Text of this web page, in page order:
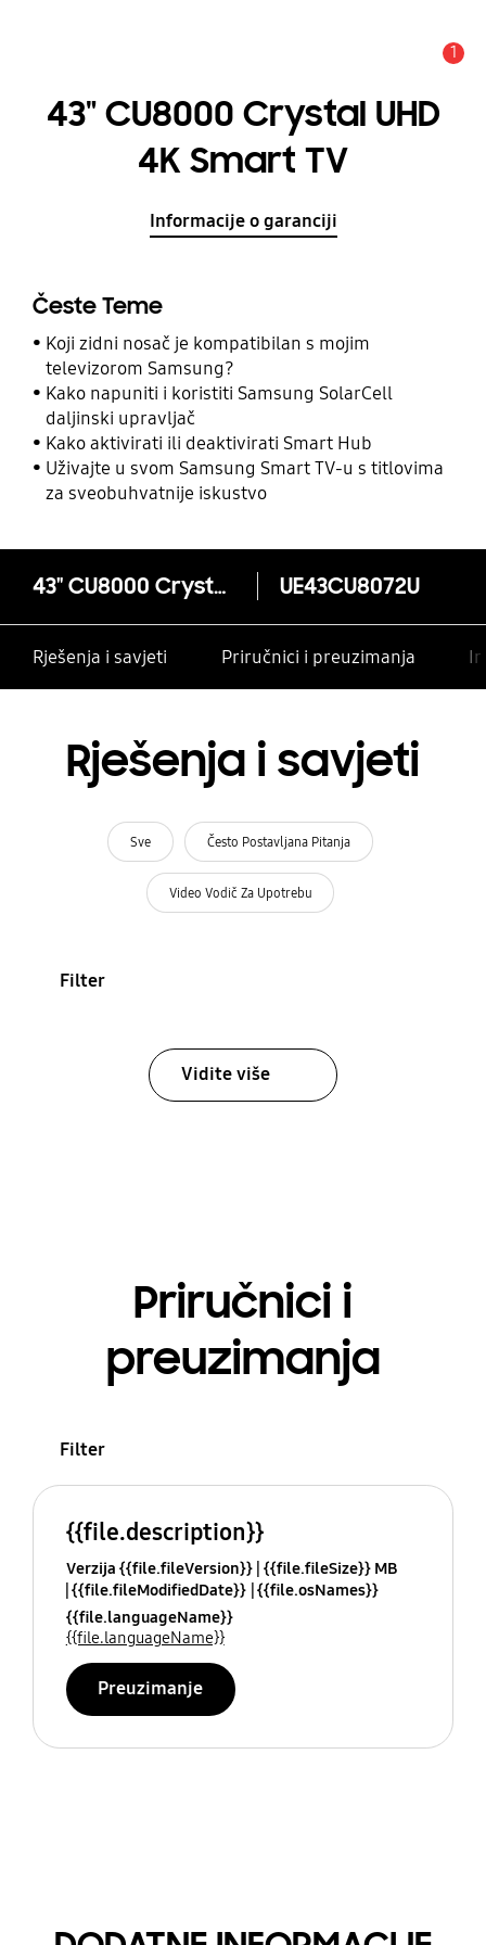
1
43" CU8000 Crystal UHD
4K Smart TV
Informacije o garanciji
Česte Teme
Koji zidni nosač je kompatibilan s mojim
televizorom Samsung?
Kako napuniti i koristiti Samsung SolarCell
daljinski upravljač
Kako aktivirati ili deaktivirati Smart Hub
Uživajte u svom Samsung Smart TV-u s titlovima
za sveobuhvatnije iskustvo
43" CU8000 Crystal UHD 4K Smart TV UE43CU8072U
Rješenja i savjeti Priručnici i preuzimanja
Rješenja i savjeti
Sve Često Postavljana Pitanja
Video Vodič Za Upotrebu
Filter
Vidite više
Priručnici i
preuzimanja
Filter
{{file.description}}
Verzija {{file.fileVersion}} {{file.fileSize}} MB
{{file.fileModifiedDate}} {{file.osNames}}
{{file.languageName}}
{{file.languageName}}
Preuzimanje